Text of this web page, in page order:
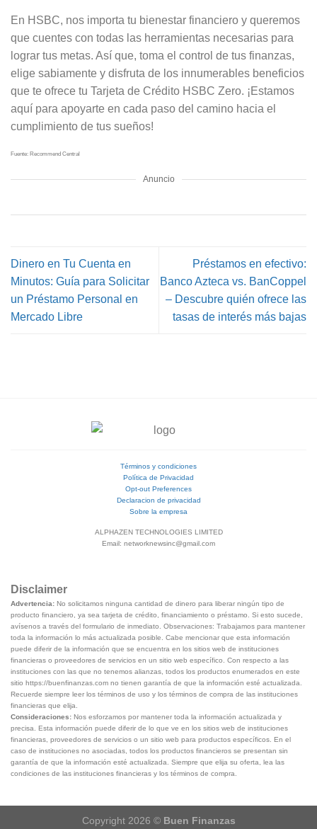
En HSBC, nos importa tu bienestar financiero y queremos
que cuentes con todas las herramientas necesarias para
lograr tus metas. Así que, toma el control de tus finanzas,
elige sabiamente y disfruta de los innumerables beneficios
que te ofrece tu Tarjeta de Crédito HSBC Zero. ¡Estamos
aquí para apoyarte en cada paso del camino hacia el
cumplimiento de tus sueños!
Fuente: Recommend Central
Anuncio
Dinero en Tu Cuenta en
Minutos: Guía para Solicitar
un Préstamo Personal en
Mercado Libre
Préstamos en efectivo:
Banco Azteca vs. BanCoppel
– Descubre quién ofrece las
tasas de interés más bajas
Términos y condiciones
Política de Privacidad
Opt-out Preferences
Declaracion de privacidad
Sobre la empresa
ALPHAZEN TECHNOLOGIES LIMITED
Email: networknewsinc@gmail.com
Disclaimer
Advertencia: No solicitamos ninguna cantidad de dinero para liberar ningún tipo de
producto financiero, ya sea tarjeta de crédito, financiamiento o préstamo. Si esto sucede,
avísenos a través del formulario de inmediato. Observaciones: Trabajamos para mantener
toda la información lo más actualizada posible. Cabe mencionar que esta información
puede diferir de la información que se encuentra en los sitios web de instituciones
financieras o proveedores de servicios en un sitio web específico. Con respecto a las
instituciones con las que no tenemos alianzas, todos los productos enumerados en este
sitio https://buenfinanzas.com no tienen garantía de que la información esté actualizada.
Recuerde siempre leer los términos de uso y los términos de compra de las instituciones
financieras que elija.
Consideraciones: Nos esforzamos por mantener toda la información actualizada y
precisa. Esta información puede diferir de lo que ve en los sitios web de instituciones
financieras, proveedores de servicios o un sitio web para productos específicos. En el
caso de instituciones no asociadas, todos los productos financieros se presentan sin
garantía de que la información esté actualizada. Siempre que elija su oferta, lea las
condiciones de las instituciones financieras y los términos de compra.
Copyright 2026 © Buen Finanzas